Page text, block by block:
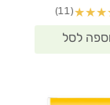
★
★
★
(11)